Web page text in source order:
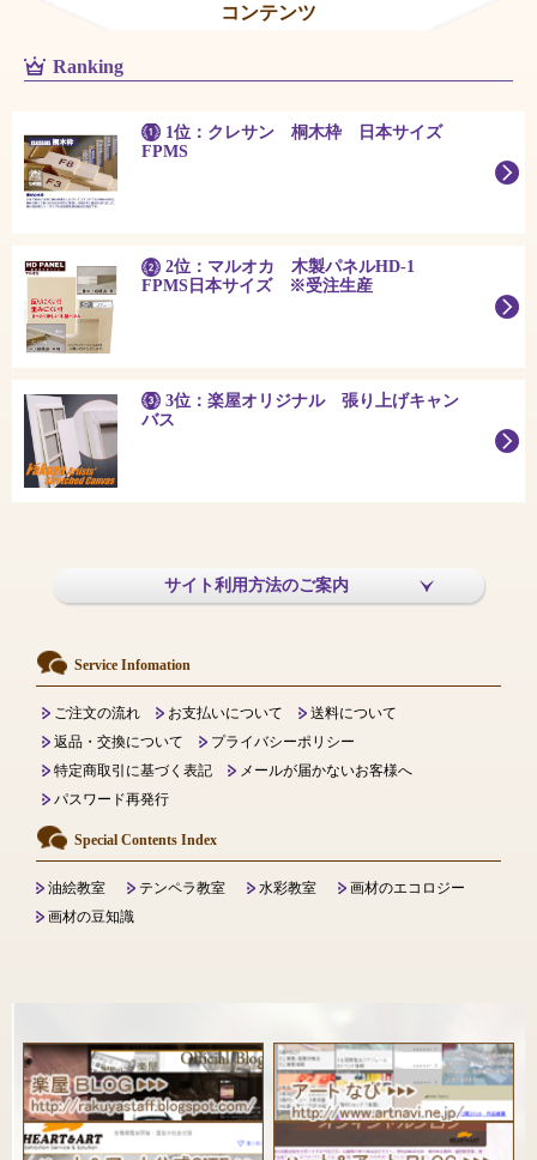
コンテンツ
Ranking
1位：クレサン 桐木枠 日本サイズ
FPMS
2位：マルオカ 木製パネルHD-1
FPMS日本サイズ ※受注生産
3位：楽屋オリジナル 張り上げキャン
バス
サイト利用方法のご案内
Service Infomation
ご注文の流れ お支払いについて
送料について
返品・交換について
プライバシーポリシー
特定商取引に基づく表記
メールが届かないお客様へ
パスワード再発行
Special Contents Index
油絵教室 テンペラ教室 水彩教室
画材のエコロジー
画材の豆知識